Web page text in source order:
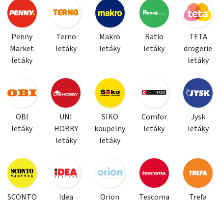
Penny
Market
letáky
Terno
letáky
Makro
letáky
Ratio
letáky
TETA
drogerie
letáky
OBI
letáky
UNI
HOBBY
letáky
SIKO
koupelny
letáky
Comfor
letáky
Jysk
letáky
SCONTO
Idea
Orion
Tescoma
Trefa